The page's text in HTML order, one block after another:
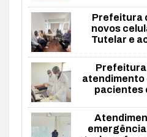
Prefeitura
novos
Tutelar e
Prefeitura
atendimento
pacientes
emergência